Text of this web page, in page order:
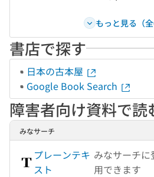
もっと見る（全
書店で探す
日本の古本屋
Google Book Search
障害者向け資料で読
みなサーチ
プレーンテキ
スト
みなサーチ
用できます